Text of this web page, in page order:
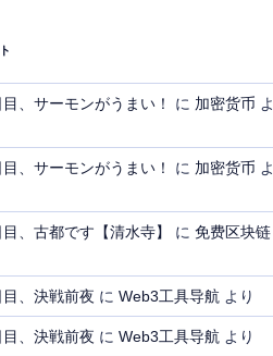
、サーモンがうまい！ に 加密货币 よ
、サーモンがうまい！ に 加密货币 よ
、古都です【清水寺】 に 免费区块链
、決戦前夜 に Web3工具导航 より
、決戦前夜 に Web3工具导航 より